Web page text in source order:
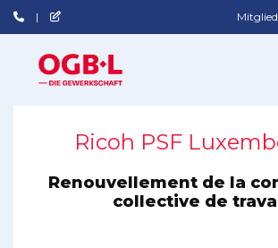
Ricoh PSF
Renouvellement de la
collective de